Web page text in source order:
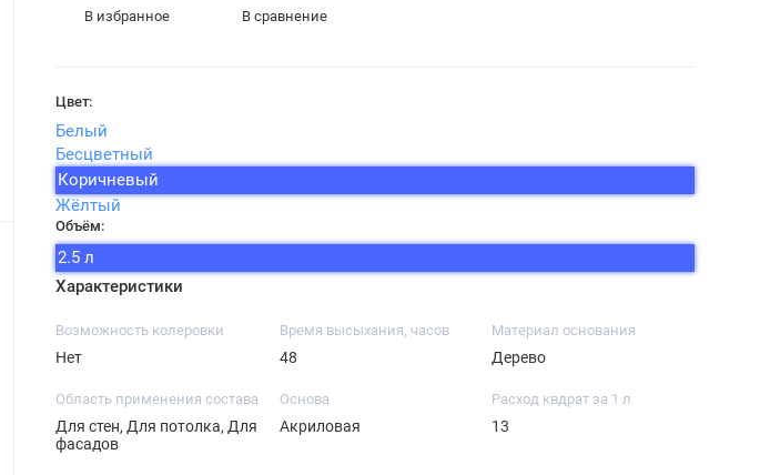
В избранное В сравнение
Цвет:
Белый
Бесцветный
Коричневый
Жёлтый
Объём:
2.5 л
Характеристики
Возможность колеровки
Нет
Время высыхания, часов
48
Материал основания
Дерево
Область применения состава
Для стен, Для потолка, Для
фасадов
Основа
Акриловая
Расход квдрат за 1 л
13